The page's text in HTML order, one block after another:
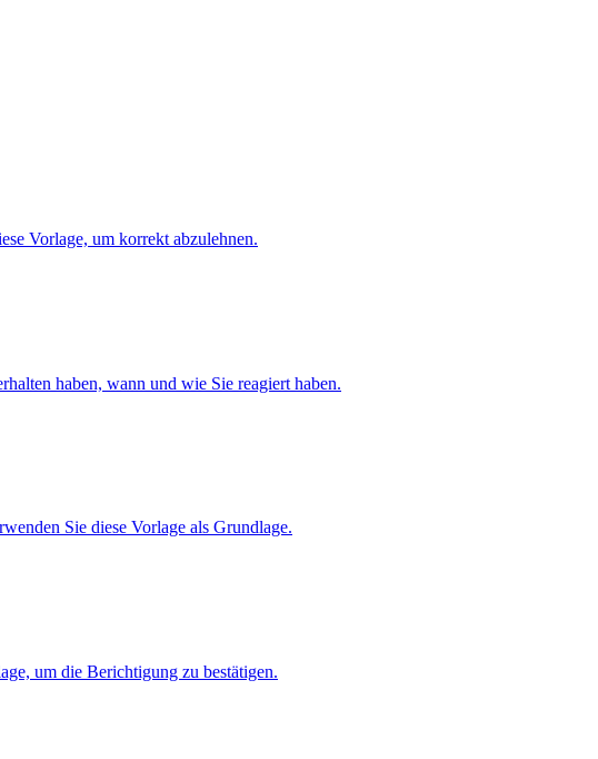
Vorlage, um korrekt abzulehnen.
haben, wann und wie Sie reagiert haben.
Sie diese Vorlage als Grundlage.
um die Berichtigung zu bestätigen.